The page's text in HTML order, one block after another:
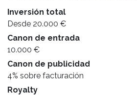
Inversión total
Desde 20.000 €
Canon de entrada
10.000 €
Canon de publicidad
4% sobre facturación
Royalty